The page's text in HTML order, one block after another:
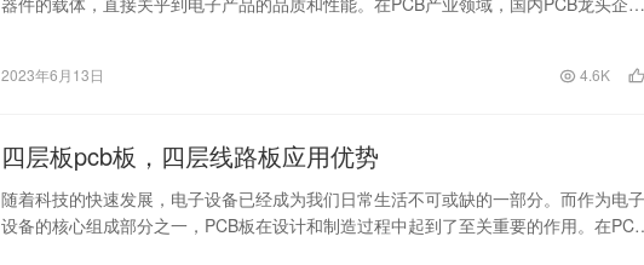
2023年6月13日 4.6K
四层板pcb板，四层线路板应用优势
随着科技的快速发展，电子设备已经成为我们日常生活不可或缺的一部分。而作为电子
设备的核心组成部分之一，PCB板在设计和制造过程中起到了至关重要的作用。在PCB